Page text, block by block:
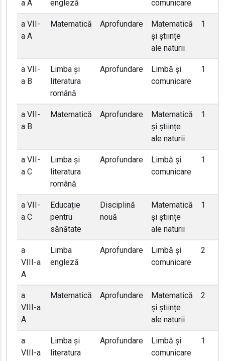
a A
engleză
comunicare
a VII-
a A
Matematică Aprofundare
Matematică
și științe
ale naturii
1
a VII-
a B
Limba și
literatura
română
Aprofundare
Limbă și
comunicare
1
a VII-
a B
Matematică Aprofundare
Matematică
și științe
ale naturii
1
a VII-
a C
Limba și
literatura
română
Aprofundare
Limbă și
comunicare
1
a VII-
a C
Educație
pentru
sănătate
Disciplină
nouă
Matematică
și științe
ale naturii
1
a
VIII-a
A
Limba
engleză
Aprofundare
Limbă și
comunicare
2
a
VIII-a
A
Matematică Aprofundare
Matematică
și științe
ale naturii
2
a
VIII-a
Limba și
literatura
Aprofundare
Limbă și
comunicare
1